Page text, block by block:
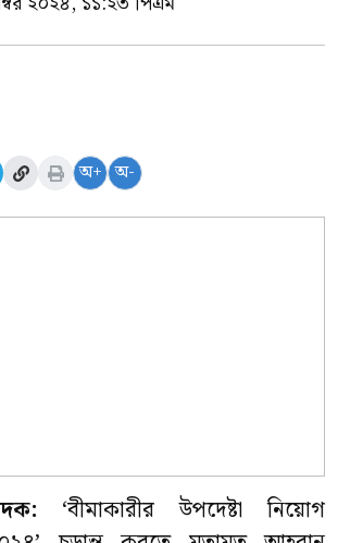
অ+ অ-
‘বীমাকারীর উপদেষ্টা নিয়োগ